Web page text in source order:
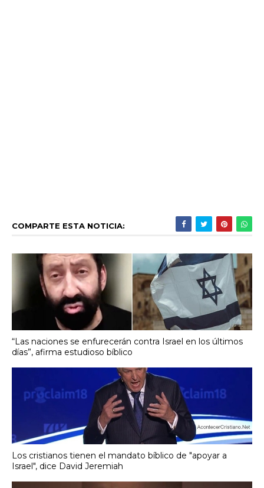
COMPARTE ESTA NOTICIA:
“Las naciones se enfurecerán contra Israel en los últimos
días”, afirma estudioso bíblico
Los cristianos tienen el mandato bíblico de "apoyar a
Israel", dice David Jeremiah